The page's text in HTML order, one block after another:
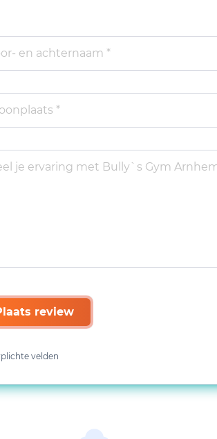
review
velden